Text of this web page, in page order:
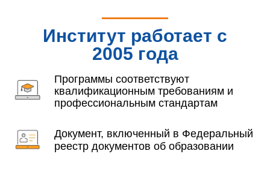
Институт работает с
2005 года
Программы соответствуют
квалификационным требованиям и
профессиональным стандартам
Документ, включенный в Федеральный
реестр документов об образовании